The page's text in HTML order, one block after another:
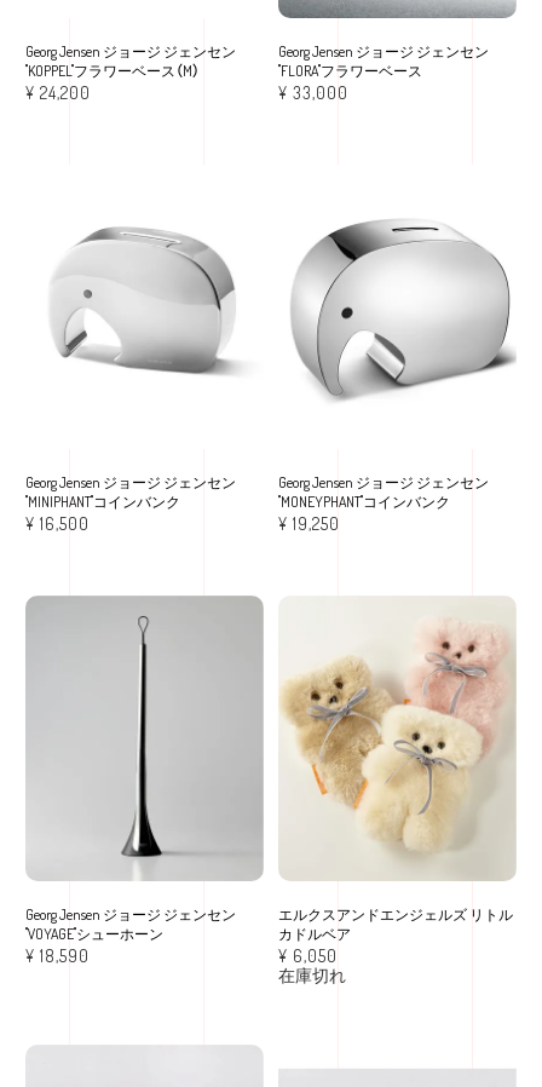
Georg Jensen ジョージ ジェンセン
"KOPPEL"フラワーベース（M）
¥ 24,200
Georg Jensen ジョージ ジェンセン
"FLORA"フラワーベース
¥ 33,000
Georg Jensen ジョージ ジェンセン
"MINIPHANT"コインバンク
¥ 16,500
Georg Jensen ジョージ ジェンセン
"MONEYPHANT"コインバンク
¥ 19,250
Georg Jensen ジョージ ジェンセン
"VOYAGE"シューホーン
¥ 18,590
エルクスアンドエンジェルズ リトル
カドルベア
¥ 6,050
在庫切れ